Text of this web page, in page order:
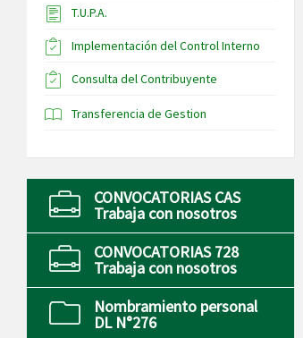
T.U.P.A.
Implementación del Control Interno
Consulta del Contribuyente
Transferencia de Gestion
CONVOCATORIAS CAS
Trabaja con nosotros
CONVOCATORIAS 728
Trabaja con nosotros
Nombramiento personal
DL N°276